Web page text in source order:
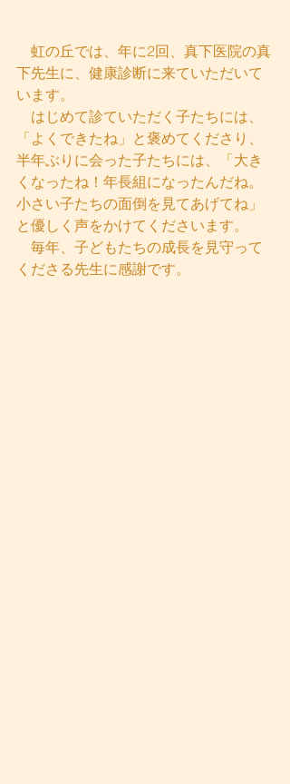
虹の丘では、年に2回、真下医院の真
下先生に、健康診断に来ていただいて
います。
はじめて診ていただく子たちには、
「よくできたね」と褒めてくださり、
半年ぶりに会った子たちには、「大き
くなったね！年長組になったんだね。
小さい子たちの面倒を見てあげてね」
と優しく声をかけてくださいます。
毎年、子どもたちの成長を見守って
くださる先生に感謝です。